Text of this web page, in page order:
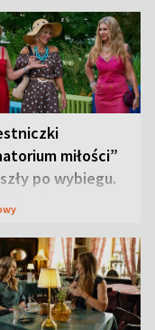
miłości”
po wybiegu.